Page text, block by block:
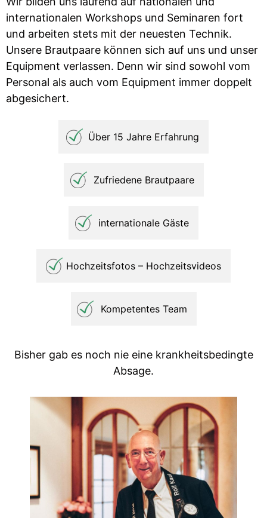
internationalen Workshops und Seminaren fort
und arbeiten stets mit der neuesten Technik.
Unsere Brautpaare können sich auf uns und unser
Equipment verlassen. Denn wir sind sowohl vom
Personal als auch vom Equipment immer doppelt
abgesichert.
Über 15 Jahre Erfahrung
Zufriedene Brautpaare
internationale Gäste
Hochzeitsfotos – Hochzeitsvideos
Kompetentes Team
Bisher gab es noch nie eine krankheitsbedingte
Absage.